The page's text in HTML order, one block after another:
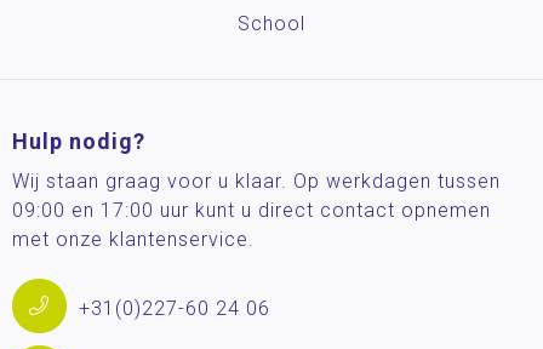
School
Hulp nodig?
Wij staan graag voor u klaar. Op werkdagen tussen
09:00 en 17:00 uur kunt u direct contact opnemen
met onze klantenservice.
+31(0)227-60 24 06